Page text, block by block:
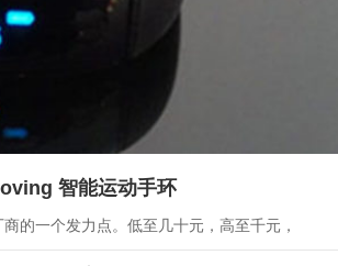
智能运动手环
的一个发力点。低至几十元，高至千元，